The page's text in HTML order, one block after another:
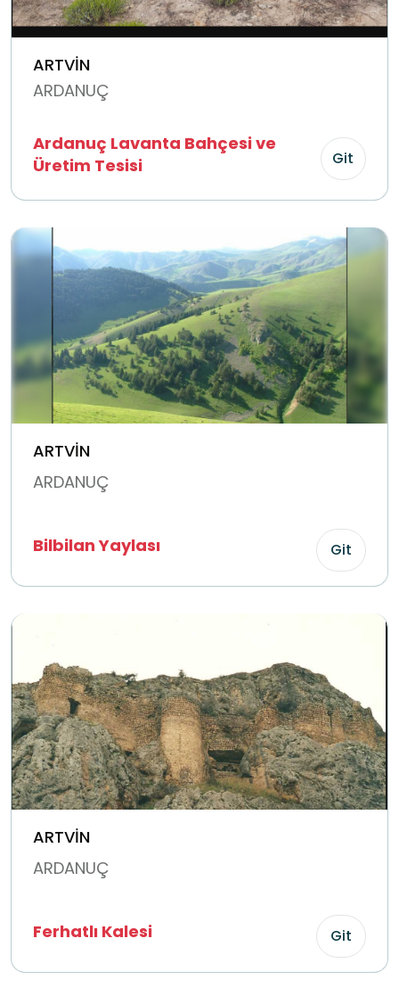
ARTVİN
ARDANUÇ
Ardanuç Lavanta Bahçesi ve
Üretim Tesisi
Git
ARTVİN
ARDANUÇ
Bilbilan Yaylası Git
ARTVİN
ARDANUÇ
Ferhatlı Kalesi Git